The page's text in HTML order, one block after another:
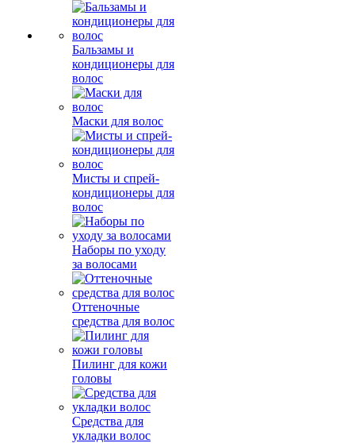
Бальзамы и
кондиционеры для
волос
Маски для волос
Мисты и спрей-
кондиционеры для
волос
Наборы по уходу
за волосами
Оттеночные
средства для волос
Пилинг для кожи
головы
Средства для
укладки волос